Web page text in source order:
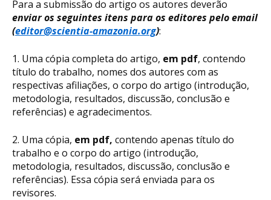
Para a submissão do artigo os autores deverão
enviar os seguintes itens para os editores pelo email
(editor@scientia-amazonia.org):
1. Uma cópia completa do artigo, em pdf, contendo
título do trabalho, nomes dos autores com as
respectivas afiliações, o corpo do artigo (introdução,
metodologia, resultados, discussão, conclusão e
referências) e agradecimentos.
2. Uma cópia, em pdf, contendo apenas título do
trabalho e o corpo do artigo (introdução,
metodologia, resultados, discussão, conclusão e
referências). Essa cópia será enviada para os
revisores.